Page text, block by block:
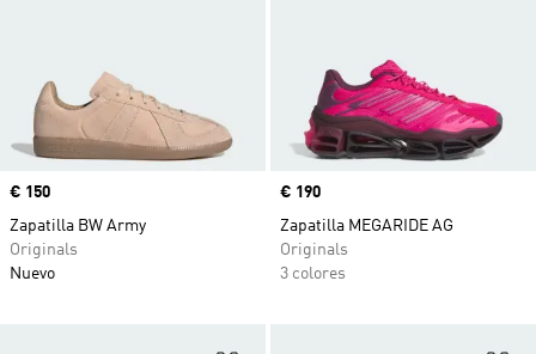
Precio
€ 150
Zapatilla BW Army
Originals
Nuevo
Precio
€ 190
Zapatilla MEGARIDE AG
Originals
3 colores